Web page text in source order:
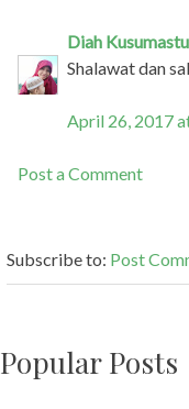
Diah
Shalawat dan
April 26, 2017
Post a Comment
Subscribe to: Post
Popular Posts